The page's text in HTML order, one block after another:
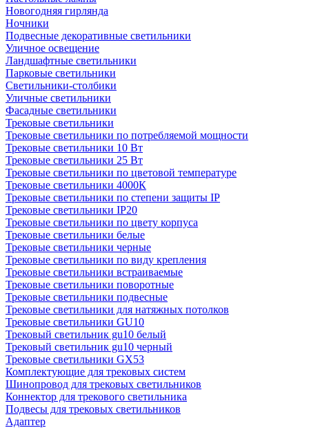
Новогодняя гирлянда
Ночники
Подвесные декоративные светильники
Уличное освещение
Ландшафтные светильники
Парковые светильники
Светильники-столбики
Уличные светильники
Фасадные светильники
Трековые светильники
Трековые светильники по потребляемой мощности
Трековые светильники 10 Вт
Трековые светильники 25 Вт
Трековые светильники по цветовой температуре
Трековые светильники 4000К
Трековые светильники по степени защиты IP
Трековые светильники IP20
Трековые светильники по цвету корпуса
Трековые светильники белые
Трековые светильники черные
Трековые светильники по виду крепления
Трековые светильники встраиваемые
Трековые светильники поворотные
Трековые светильники подвесные
Трековые светильники для натяжных потолков
Трековые светильники GU10
Трековый светильник gu10 белый
Трековый светильник gu10 черный
Трековые светильники GX53
Комплектующие для трековых систем
Шинопровод для трековых светильников
Коннектор для трекового светильника
Подвесы для трековых светильников
Адаптер